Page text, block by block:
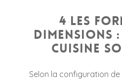
4 Les
dimensions
cuisine
Selon la configuration